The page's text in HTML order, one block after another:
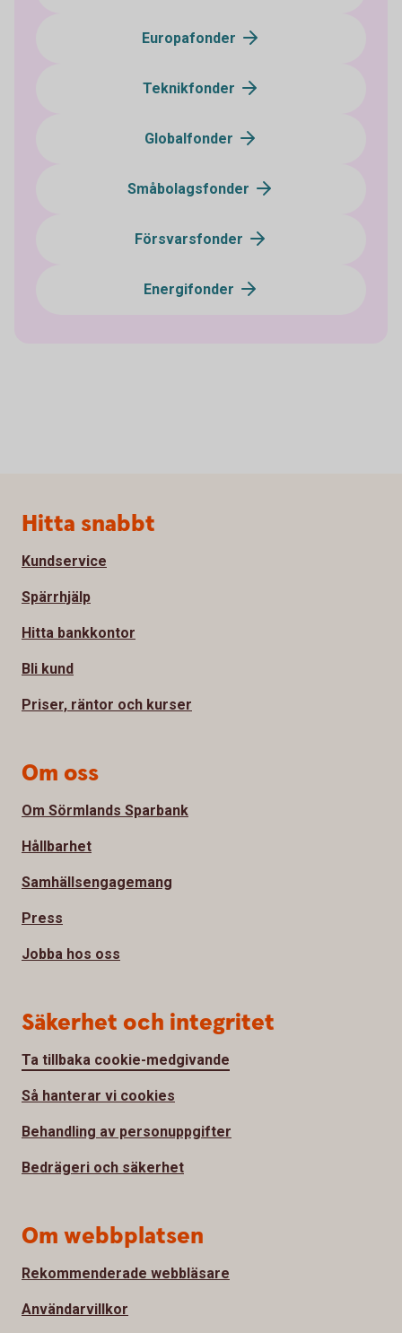
Europafonder
Teknikfonder
Globalfonder
Småbolagsfonder
Försvarsfonder
Energifonder
Sidfot
Hitta snabbt
Kundservice
Spärrhjälp
Hitta bankkontor
Bli kund
Priser, räntor och kurser
Om oss
Om Sörmlands Sparbank
Hållbarhet
Samhällsengagemang
Press
Jobba hos oss
Säkerhet och integritet
Ta tillbaka cookie-medgivande
Så hanterar vi cookies
Behandling av personuppgifter
Bedrägeri och säkerhet
Om webbplatsen
Rekommenderade webbläsare
Användarvillkor